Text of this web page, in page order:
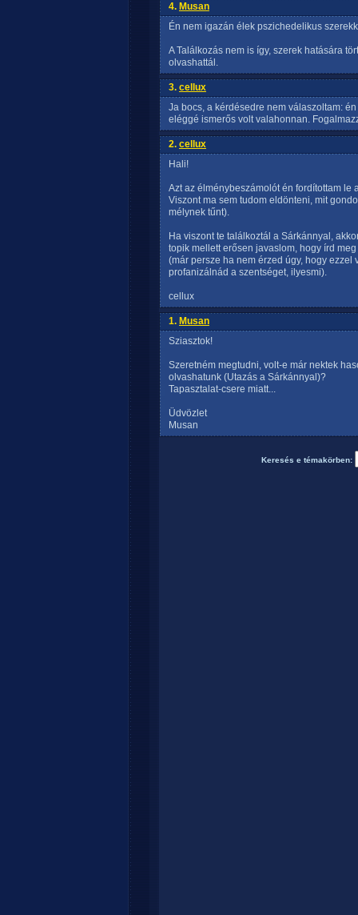
4. Musan
Én nem igazán élek pszichedelikus
A Találkozás nem is így, szerek hatására
olvashattál.
3. cellux
Ja bocs, a kérdésedre nem válaszoltam:
eléggé ismerős volt valahonnan.
2. cellux
Hali!
Azt az élménybeszámolót én fordítottam
Viszont ma sem tudom eldönteni, mit
mélynek tűnt).
Ha viszont te találkoztál a Sárkánnyal,
topik mellett erősen javaslom, hogy írd
(már persze ha nem érzed úgy, hogy
profanizálnád a szentséget, ilyesmi).
cellux
1. Musan
Sziasztok!
Szeretném megtudni, volt-e már nektek
olvashatunk (Utazás a Sárkánnyal)?
Tapasztalat-csere miatt...
Üdvözlet
Musan
Keresés e témakörben: